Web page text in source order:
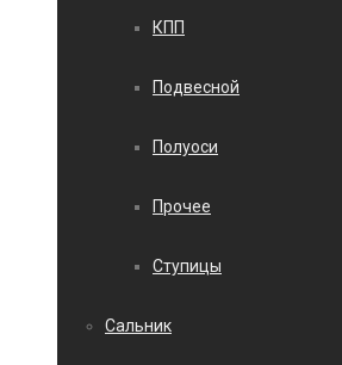
КПП
Подвесной
Полуоси
Прочее
Ступицы
Сальник